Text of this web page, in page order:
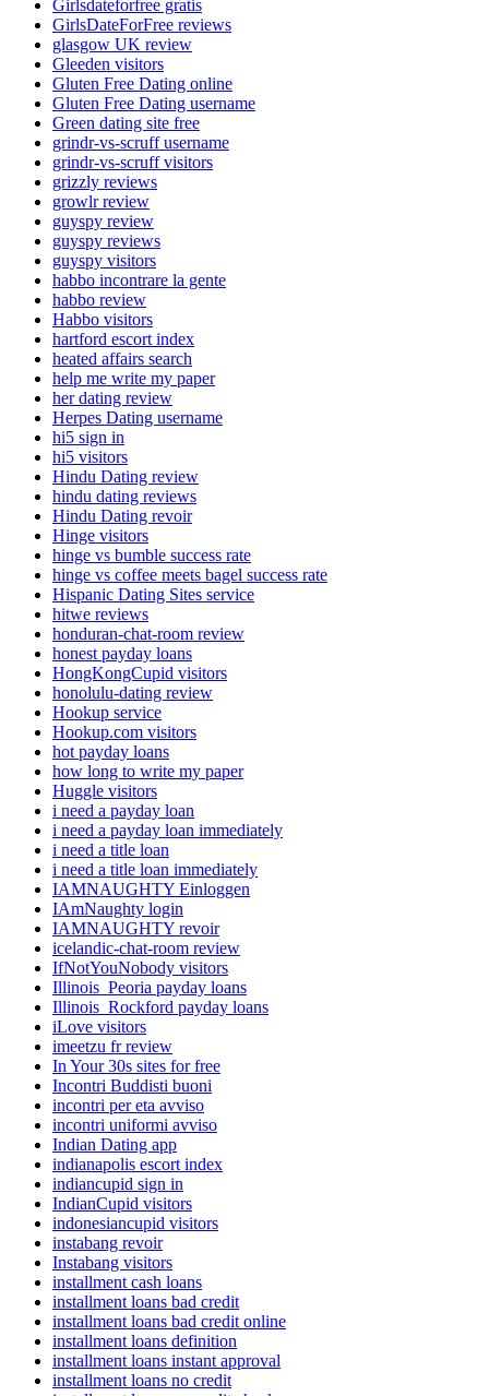
Girlsdateforfree gratis
GirlsDateForFree reviews
glasgow UK review
Gleeden visitors
Gluten Free Dating online
Gluten Free Dating username
Green dating site free
grindr-vs-scruff username
grindr-vs-scruff visitors
grizzly reviews
growlr review
guyspy review
guyspy reviews
guyspy visitors
habbo incontrare la gente
habbo review
Habbo visitors
hartford escort index
heated affairs search
help me write my paper
her dating review
Herpes Dating username
hi5 sign in
hi5 visitors
Hindu Dating review
hindu dating reviews
Hindu Dating revoir
Hinge visitors
hinge vs bumble success rate
hinge vs coffee meets bagel success rate
Hispanic Dating Sites service
hitwe reviews
honduran-chat-room review
honest payday loans
HongKongCupid visitors
honolulu-dating review
Hookup service
Hookup.com visitors
hot payday loans
how long to write my paper
Huggle visitors
i need a payday loan
i need a payday loan immediately
i need a title loan
i need a title loan immediately
IAMNAUGHTY Einloggen
IAmNaughty login
IAMNAUGHTY revoir
icelandic-chat-room review
IfNotYouNobody visitors
Illinois_Peoria payday loans
Illinois_Rockford payday loans
iLove visitors
imeetzu fr review
In Your 30s sites for free
Incontri Buddisti buoni
incontri per eta avviso
incontri uniformi avviso
Indian Dating app
indianapolis escort index
indiancupid sign in
IndianCupid visitors
indonesiancupid visitors
instabang revoir
Instabang visitors
installment cash loans
installment loans bad credit
installment loans bad credit online
installment loans definition
installment loans instant approval
installment loans no credit